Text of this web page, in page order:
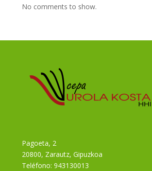
No comments to show.
Pagoeta, 2
20800, Zarautz, Gipuzkoa
Teléfono: 943130013